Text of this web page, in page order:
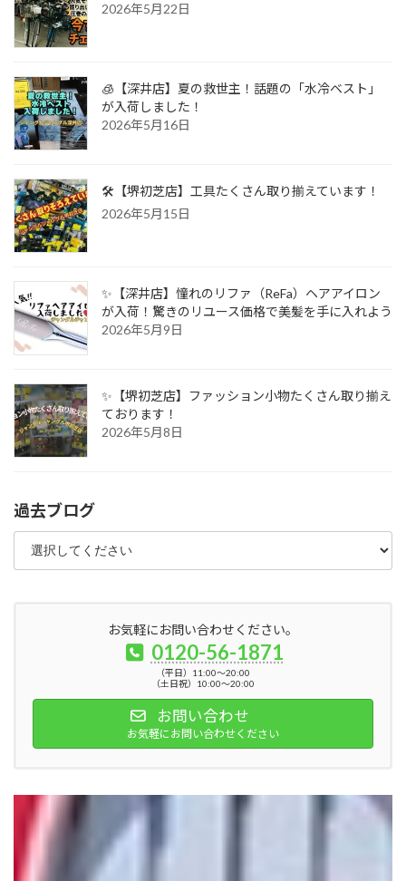
2026年5月22日
🧊【深井店】夏の救世主！話題の「水冷ベスト」
が入荷しました！
2026年5月16日
🛠️【堺初芝店】工具たくさん取り揃えています！
2026年5月15日
✨【深井店】憧れのリファ（ReFa）ヘアアイロン
が入荷！驚きのリユース価格で美髪を手に入れよう
2026年5月9日
✨【堺初芝店】ファッション小物たくさん取り揃え
ております！
2026年5月8日
過去ブログ
お気軽にお問い合わせください。
0120-56-1871
（平日）11:00～20:00
（土日祝）10:00～20:00
お問い合わせ
お気軽にお問い合わせください